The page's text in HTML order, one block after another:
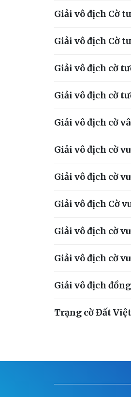
Giải vô địch Cờ
Giải vô địch Cờ
Giải vô địch cờ
Giải vô địch cờ
Giải vô địch cờ
Giải vô địch cờ
Giải vô địch cờ
Giải vô địch Cờ
Giải vô địch cờ
Giải vô địch cờ
Giải vô địch
Trạng cờ Đất Việt